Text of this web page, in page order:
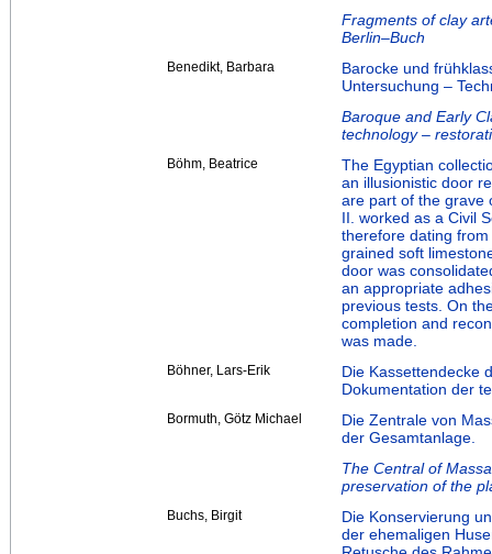
Fragments of clay
Berlin–Buch
Benedikt, Barbara
Barocke und
Untersuchung –
Baroque and Early
technology –
Böhm, Beatrice
The Egyptian
an illusionistic door
are part of the grave
II. worked as a Civil
therefore dating
grained soft
door was
an appropriate
previous tests. On
completion and
was made.
Böhner, Lars-Erik
Die Kassettendecke
Dokumentation der
Bormuth, Götz Michael
Die Zentrale von
der Gesamtanlage.
The Central of
preservation of the
Buchs, Birgit
Die Konservierung
der ehemaligen